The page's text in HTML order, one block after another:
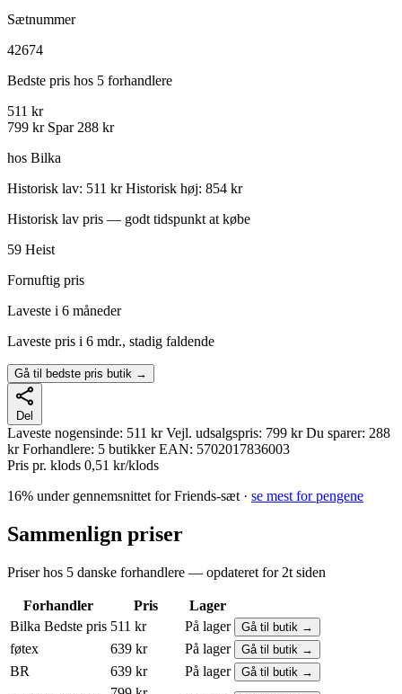
Sætnummer
42674
Bedste pris hos 5 forhandlere
511 kr
799 kr Spar 288 kr
hos Bilka
Historisk lav: 511 kr Historisk høj: 854 kr
Historisk lav pris — godt tidspunkt at købe
59 Heist
Fornuftig pris
Laveste i 6 måneder
Laveste pris i 6 mdr., stadig faldende
Gå til bedste pris butik →
Del
Laveste nogensinde: 511 kr Vejl. udsalgspris: 799 kr Du sparer: 288
kr Forhandlere: 5 butikker EAN: 5702017836003
Pris pr. klods 0,51 kr/klods
16% under gennemsnittet for Friends-sæt · se mest for pengene
Sammenlign priser
Priser hos 5 danske forhandlere — opdateret for 2t siden
Forhandler Pris
Lager
Bilka Bedste pris 511 kr På lager Gå til butik →
føtex 639 kr På lager Gå til butik →
BR 639 kr På lager Gå til butik →